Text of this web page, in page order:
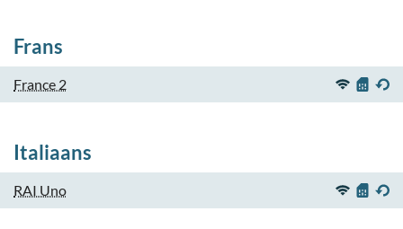
Frans
France 2
Italiaans
RAI Uno